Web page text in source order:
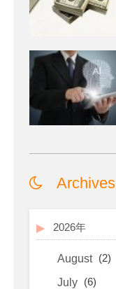
Archives
2026年
August (2)
July (6)